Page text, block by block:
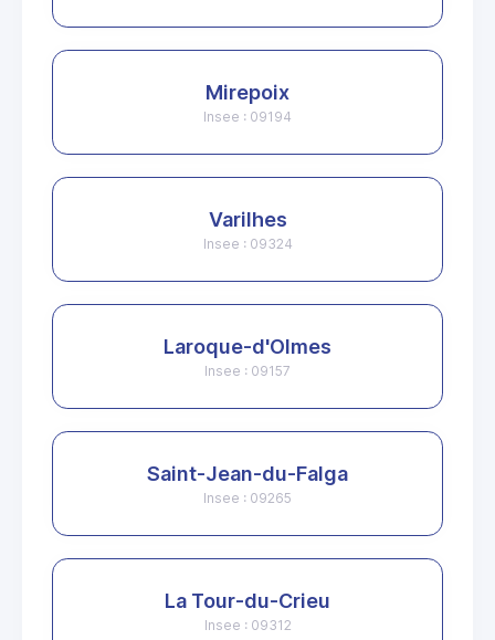
Mirepoix
Insee : 09194
Varilhes
Insee : 09324
Laroque-d'Olmes
Insee : 09157
Saint-Jean-du-Falga
Insee : 09265
La Tour-du-Crieu
Insee : 09312